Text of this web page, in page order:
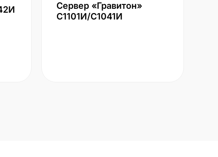
Сервер «Гравитон»
С1101И/С1041И